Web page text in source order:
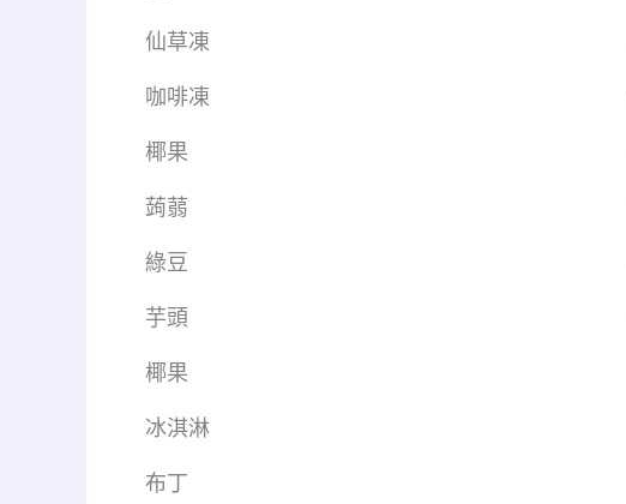
仙草凍
咖啡凍
椰果
蒟蒻
綠豆
芋頭
椰果
冰淇淋
布丁